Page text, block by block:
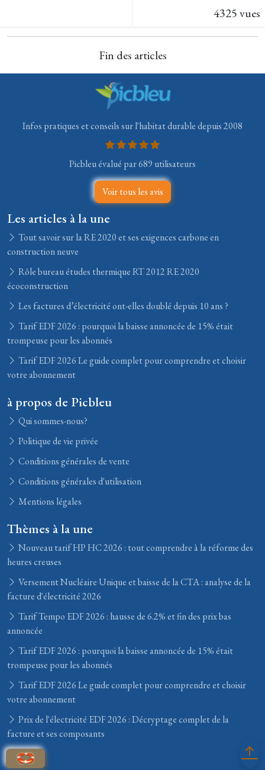
4325 vues
Fin des articles
Infos pratiques et conseils sur l'habitat durable depuis 2008
Picbleu évalué par 689 utilisateurs
Voir tous les avis
Les articles à la une
Tout savoir sur la RE 2020 et ses exigences carbone en
construction neuve
Rôle bureau études thermique RT 2012 RE 2020
écoconstruction
Les factures d’électricité ont-elles doublé depuis 10 ans ?
Tarif EDF 2026 : pourquoi la baisse annoncée de 15% était
trompeuse pour les abonnés
Tarif EDF 2026 Le guide complet pour comprendre et choisir
votre abonnement
à propos de Picbleu
Qui sommes-nous?
Politique de vie privée
Conditions générales de vente
Conditions générales d'utilisation
Mentions légales
Thèmes à la une
Nouveau tarif HP HC 2026 : tout comprendre à la réforme des
heures creuses
Versement Nucléaire Unique et baisse de la CTA : analyse de la
facture d'électricité 2026
Tarif Tempo EDF 2026 : hausse de 6.2% et fin des prix bas
annoncée
Tarif EDF 2026 : pourquoi la baisse annoncée de 15% était
trompeuse pour les abonnés
Tarif EDF 2026 Le guide complet pour comprendre et choisir
votre abonnement
Prix de l'électricité EDF 2026 : Décryptage complet de la
facture et ses composants